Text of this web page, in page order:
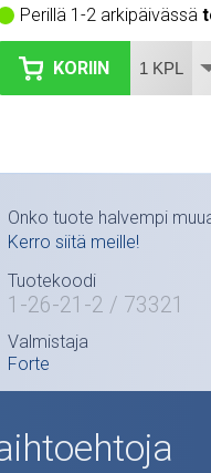
Perillä 1-2 arkipäivässä
KORIIN
Onko tuote halvempi
Kerro siitä meille!
Tuotekoodi
1-26-21-2 / 73321
Valmistaja
Forte